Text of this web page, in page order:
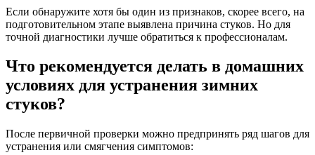
Если обнаружите хотя бы один из признаков, скорее всего, на
подготовительном этапе выявлена причина стуков. Но для
точной диагностики лучше обратиться к профессионалам.
Что рекомендуется делать в домашних
условиях для устранения зимних
стуков?
После первичной проверки можно предпринять ряд шагов для
устранения или смягчения симптомов: